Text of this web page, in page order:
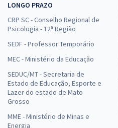
LONGO PRAZO
CRP SC - Conselho Regional de
Psicologia - 12ª Região
SEDF - Professor Temporário
MEC - Ministério da Educação
SEDUC/MT - Secretaria de
Estado de Educação, Esporte e
Lazer do estado de Mato
Grosso
MME - Ministério de Minas e
Energia